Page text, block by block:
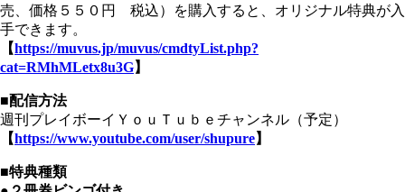
売、価格５５０円 税込）を購入すると、オリジナル特典が入
手できます。
【https://muvus.jp/muvus/cmdtyList.php?
cat=RMhMLetx8u3G】
■配信方法
週刊プレイボーイＹｏｕＴｕｂｅチャンネル（予定）
【https://www.youtube.com/user/shupure】
■特典種類